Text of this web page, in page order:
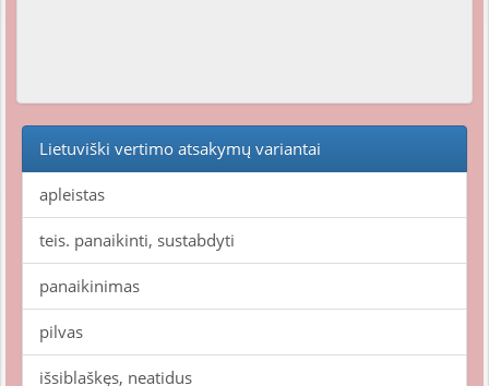
Lietuviški vertimo atsakymų variantai
apleistas
teis. panaikinti, sustabdyti
panaikinimas
pilvas
išsiblaškęs, neatidus